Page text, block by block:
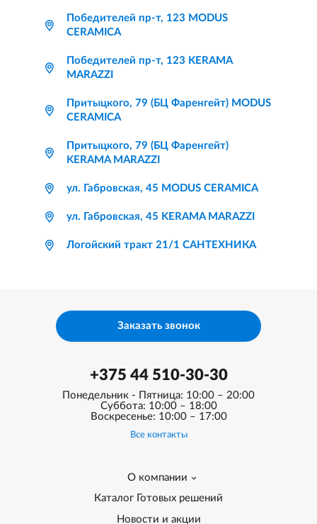
Победителей пр-т, 123 MODUS
CERAMICA
Победителей пр-т, 123 KERAMA
MARAZZI
Притыцкого, 79 (БЦ Фаренгейт) MODUS
CERAMICA
Притыцкого, 79 (БЦ Фаренгейт)
KERAMA MARAZZI
ул. Габровская, 45 MODUS CERAMICA
ул. Габровская, 45 KERAMA MARAZZI
Логойский тракт 21/1 САНТЕХНИКА
+375 44 510-30-30
Понедельник - Пятница: 10:00 – 20:00
Суббота: 10:00 – 18:00
Воскресенье: 10:00 – 17:00
Все контакты
О компании
Каталог Готовых решений
Новости и акции
Заказать звонок